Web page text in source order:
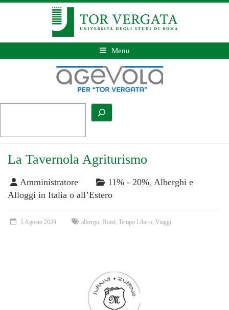
Menu
La Tavernola Agriturismo
Amministratore 11% - 20%, Alberghi e
Alloggi in Italia o all’Estero
5 Agosto 2024 albergo Hotel Tempo Libero Viaggi